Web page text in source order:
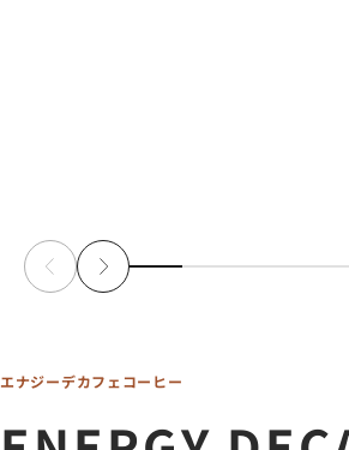
エナジーデカフェコーヒー